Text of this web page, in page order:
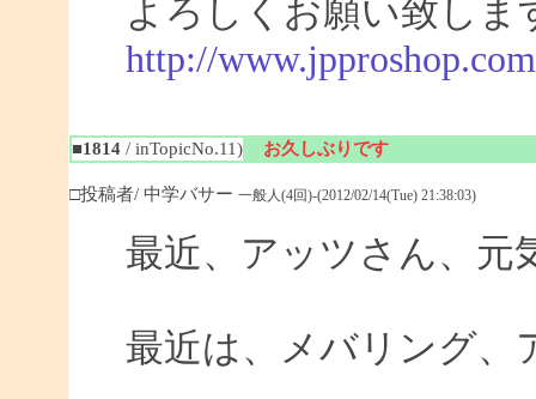
よろしくお願い致しま
http://
■1814/ inTopicNo.11) お久しぶりです
□投稿者/ 中学バサー 一般人(4回)-(2012/02/14(Tue) 21:38:03)
最近、アッツさん、元
最近は、メバリング、